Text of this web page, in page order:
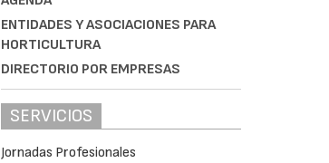
ENTIDADES Y ASOCIACIONES PARA
HORTICULTURA
DIRECTORIO POR EMPRESAS
SERVICIOS
Jornadas Profesionales